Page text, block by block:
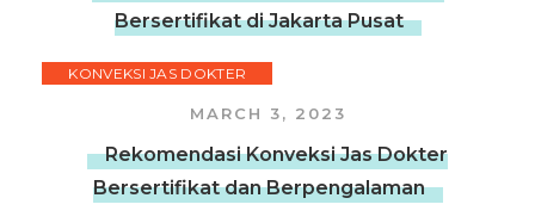
Bersertifikat di Jakarta Pusat
KONVEKSI JAS DOKTER
MARCH 3, 2023
Rekomendasi Konveksi Jas Dokter
Bersertifikat dan Berpengalaman